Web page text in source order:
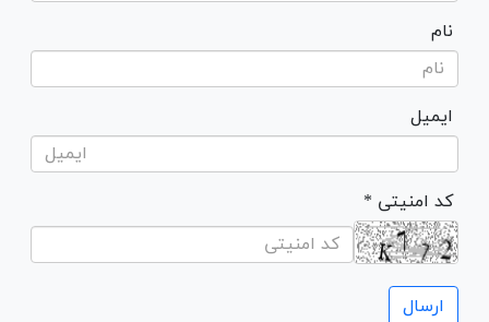
نام
ایمیل
* کد امنیتی